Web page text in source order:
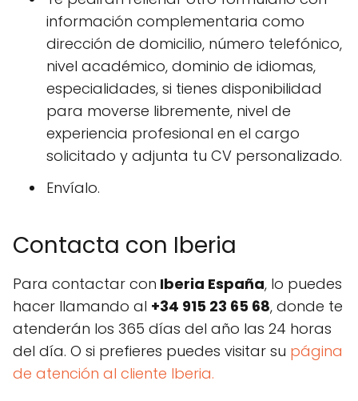
información complementaria como
dirección de domicilio, número telefónico,
nivel académico, dominio de idiomas,
especialidades, si tienes disponibilidad
para moverse libremente, nivel de
experiencia profesional en el cargo
solicitado y adjunta tu CV personalizado.
Envíalo.
Contacta con Iberia
Para contactar con Iberia España, lo puedes
hacer llamando al +34 915 23 65 68, donde te
atenderán los 365 días del año las 24 horas
del día. O si prefieres puedes visitar su página
de atención al cliente Iberia.